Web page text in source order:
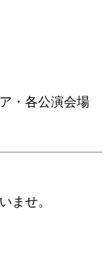
・各公演会場
ませ。